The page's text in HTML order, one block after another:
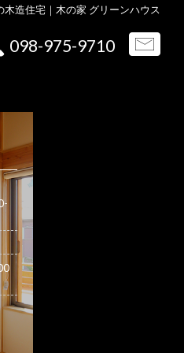
造住宅｜木の家 グリーンハウス
098-975-9710